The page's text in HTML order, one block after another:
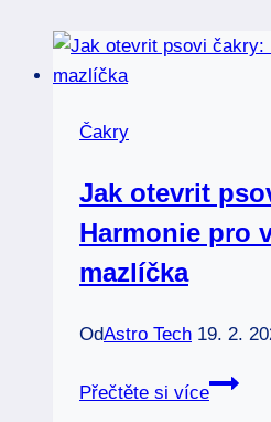
Čakry
Jak otevrit
Harmonie pro
mazlíčka
OdAstro Tech 19. 2.
Přečtěte si více
Jak